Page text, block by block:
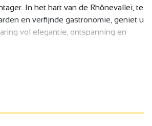
In het hart van de Rhônevallei, te
en verfijnde gastronomie, geniet u
vol elegantie, ontspanning en
tennisbanen, 1 padelbaan en een
met spa en
uitzonderlijke restaurants,